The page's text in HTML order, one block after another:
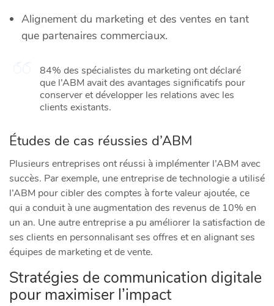
Alignement du marketing et des ventes en tant
que partenaires commerciaux.
84% des spécialistes du marketing ont déclaré
que l’ABM avait des avantages significatifs pour
conserver et développer les relations avec les
clients existants.
Études de cas réussies d’ABM
Plusieurs entreprises ont réussi à implémenter l’ABM avec
succès. Par exemple, une entreprise de technologie a utilisé
l’ABM pour cibler des comptes à forte valeur ajoutée, ce
qui a conduit à une augmentation des revenus de 10% en
un an. Une autre entreprise a pu améliorer la satisfaction de
ses clients en personnalisant ses offres et en alignant ses
équipes de marketing et de vente.
Stratégies de communication digitale
pour maximiser l’impact